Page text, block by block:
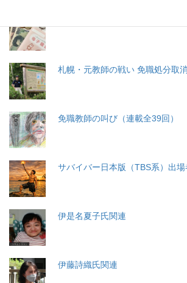
札幌・元教師の戦い 免職処分取
免職教師の叫び（連載全39回）
サバイバー日本版（TBS系）出場
伊是名夏子氏関連
伊藤詩織氏関連